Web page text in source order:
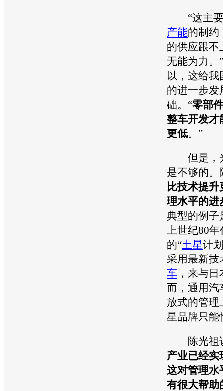
“这主要
产能的制约
的供应跟不
无能为力。
以，这给
的进一步发
础。“零部
整车开发才
更低。”
但是，
是不够的。
比技术提
理水平的进
典型的例子
上世纪80
的“土星计
采用最新技
车 ，来与
而， 通用汽
放式的管理
星品牌只能
陈光祖
产业已经实
这对管理水
有很大帮助